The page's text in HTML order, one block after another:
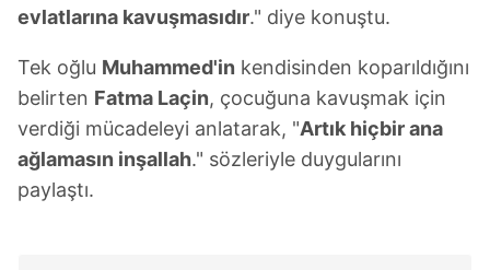
evlatlarına kavuşmasıdır." diye konuştu.
Tek oğlu Muhammed'in kendisinden koparıldığını
belirten Fatma Laçin, çocuğuna kavuşmak için
verdiği mücadeleyi anlatarak, "Artık hiçbir ana
ağlamasın inşallah." sözleriyle duygularını
paylaştı.